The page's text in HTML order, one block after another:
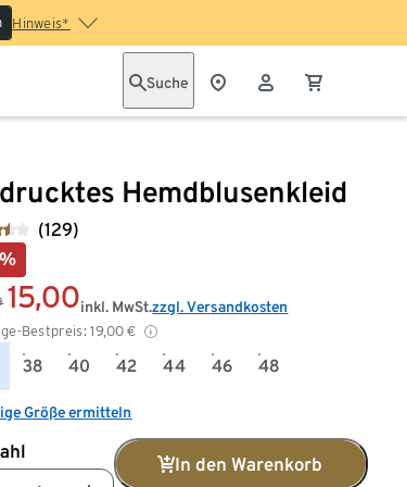
Hinweis*
Suche
Hemdblusenkleid
(129)
15,00
Bestpreis: 19,00 €
inkl. MwSt.zzgl. Versandkosten
38 40 42 44 46 48
Größe ermitteln
In den Warenkorb